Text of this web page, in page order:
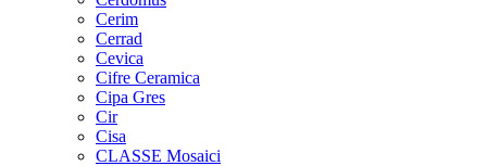
Cerim
Cerrad
Cevica
Cifre Ceramica
Cipa Gres
Cir
Cisa
CLASSE Mosaici